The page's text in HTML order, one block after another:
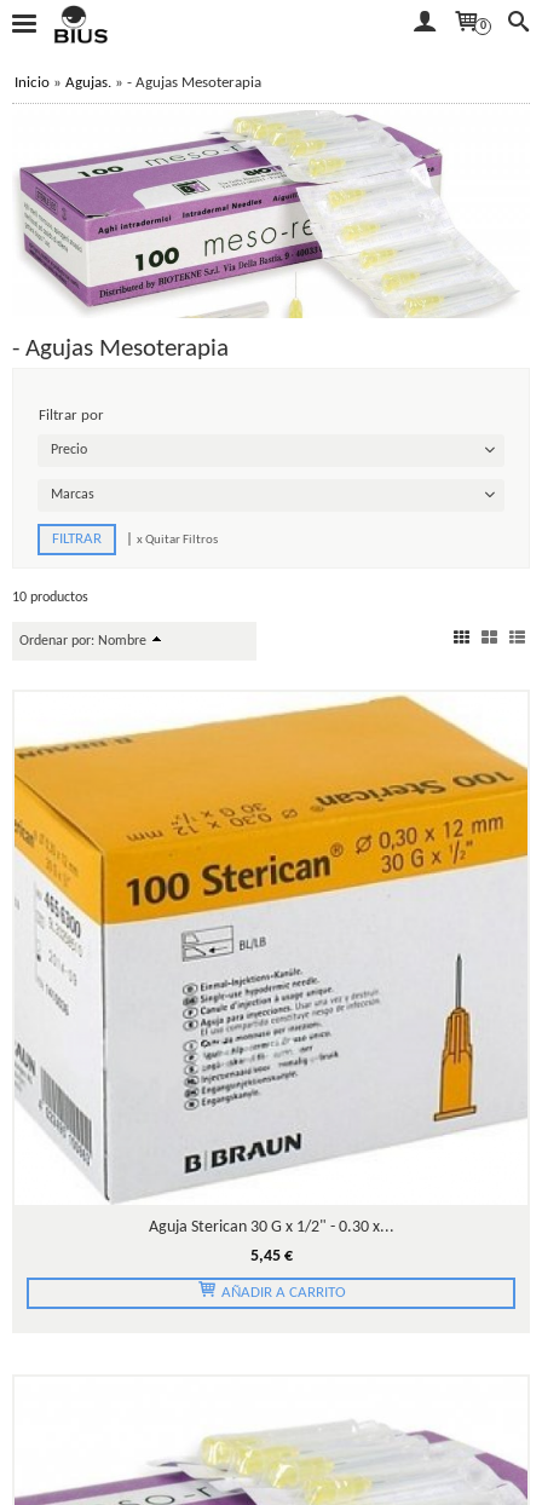
0
Inicio » Agujas. » - Agujas Mesoterapia
- Agujas Mesoterapia
Filtrar por
Precio
Marcas
x Quitar Filtros
10 productos
Ordenar por: Nombre
Aguja Sterican 30 G x 1/2" - 0.30 x...
5,45 €
AÑADIR A CARRITO